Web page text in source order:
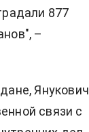
877
–
Янукович
связи с